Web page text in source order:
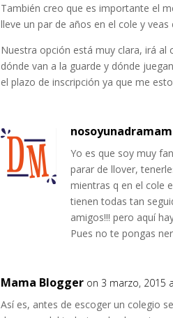
También creo que es importante el
lleve un par de años en el cole y
Nuestra opción está muy clara, irá al
dónde van a la guarde y dónde
el plazo de inscripción ya que me
Yo es que soy muy
parar de llover,
mientras q en el cole
tienen todas tan
amigos!!! pero aquí
Pues no te pongas
Mama Blogger on 3 marzo, 2015
Así es, antes de escoger un colegio